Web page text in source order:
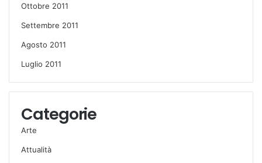
Ottobre 2011
Settembre 2011
Agosto 2011
Luglio 2011
Categorie
Arte
Attualità